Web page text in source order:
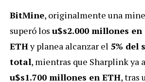
BitMine, originalmente una
superó los u$s2.000 millones
ETHy planea alcanzar el 5% del
total, mientras que Sharplink ya
u$s1.700 millones en ETH, tras